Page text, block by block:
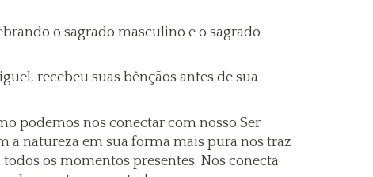
o sagrado masculino e o sagrado
recebeu suas bênçãos antes de sua
podemos nos conectar com nosso Ser
a natureza em sua forma mais pura nos traz
os momentos presentes. Nos conecta